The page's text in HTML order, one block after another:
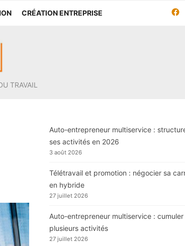
CRÉATION ENTREPRISE
TRAVAIL
Auto-entrepreneur multiservice :
ses activités en 2026
3 août 2026
Télétravail et promotion : négocier sa
en hybride
27 juillet 2026
Auto-entrepreneur multiservice : cumuler
plusieurs activités
27 juillet 2026